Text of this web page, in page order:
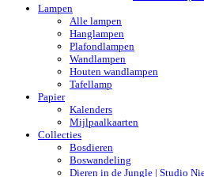
Lampen
Alle lampen
Hanglampen
Plafondlampen
Wandlampen
Houten wandlampen
Tafellamp
Papier
Kalenders
Mijlpaalkaarten
Collecties
Bosdieren
Boswandeling
Dieren in de Jungle | Studio